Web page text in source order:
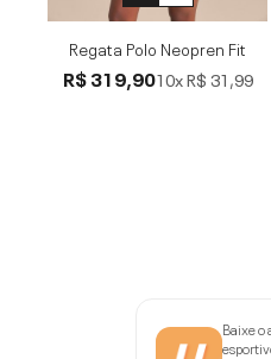
Regata Polo Neopren Fit
R$ 319,9010xR$ 31,99
Baixe o